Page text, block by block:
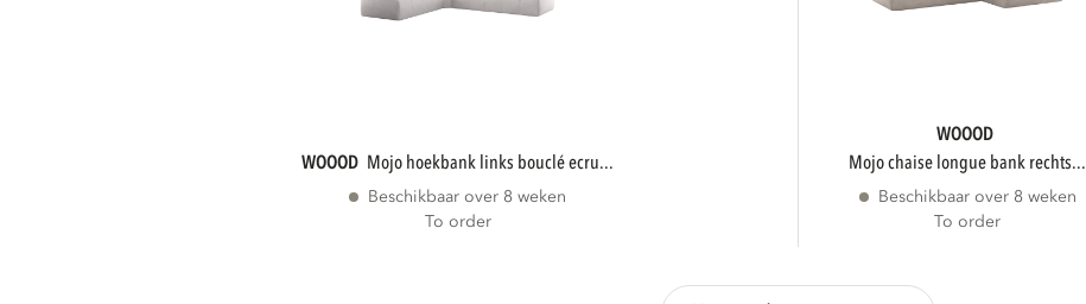
WOOOD mojo hoekbank links bouclé ecru...
Beschikbaar over 8 weken
To order
WOOOD
mojo chaise longue bank rechts...
Beschikbaar over 8 weken
To order